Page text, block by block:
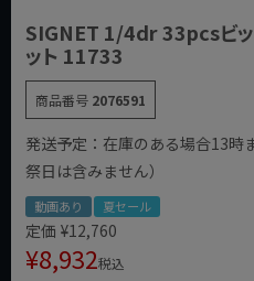
SIGNET 1/4dr 33pcsビッ
ット 11733
商品番号 2076591
発送予定：在庫のある場合13時
祭日は含みません）
動画あり 夏セール
定価 ¥12,760
¥8,932税込